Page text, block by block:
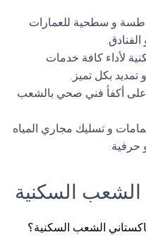
و سطحية للعمارات
الفنادق.
لأداء كافة خدمات
تمديد بكل تميز.
على أكفأ فني صحي بالشعب
و تسليك مجاري المياه
السكنية
الشعب السكنية؟